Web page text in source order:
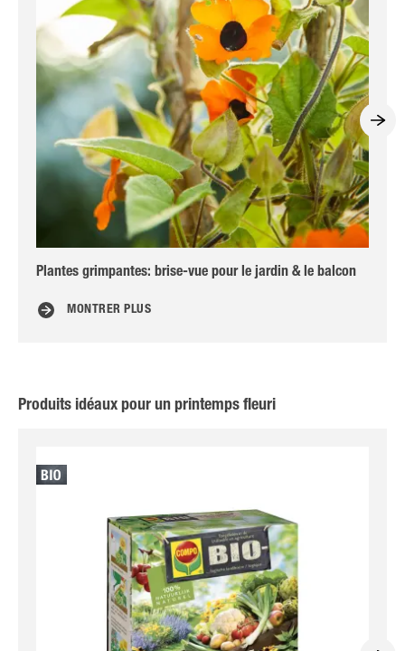
Plantes grimpantes: brise-vue pour le jardin & le balcon
MONTRER PLUS
Produits idéaux pour un printemps fleuri